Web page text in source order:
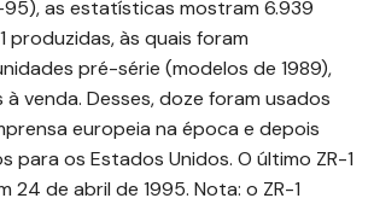
as estatísticas mostram 6.939
produzidas, às quais foram
pré-série (modelos de 1989),
venda. Desses, doze foram usados
europeia na época e depois
para os Estados Unidos. O último ZR-1
24 de abril de 1995. Nota: o ZR-1